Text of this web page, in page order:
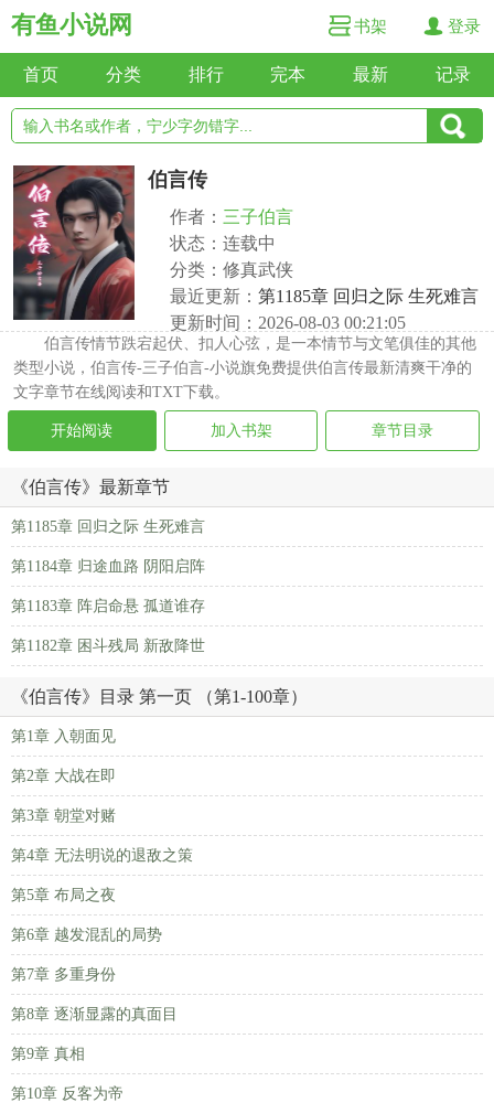
有鱼小说网 书架 登录
首页 分类 排行 完本 最新 记录
伯言传
作者： 三子伯言
状态：连载中
分类：修真武侠
最近更新： 第1185章 回归之际 生死难言
更新时间：2026-08-03 00:21:05
伯言传情节跌宕起伏、扣人心弦，是一本情节与文笔俱佳的其他
类型小说，伯言传-三子伯言-小说旗免费提供伯言传最新清爽干净的
文字章节在线阅读和TXT下载。
开始阅读 加入书架 章节目录
《伯言传》最新章节
第1185章 回归之际 生死难言
第1184章 归途血路 阴阳启阵
第1183章 阵启命悬 孤道谁存
第1182章 困斗残局 新敌降世
《伯言传》目录 第一页 （第1-100章）
第1章 入朝面见
第2章 大战在即
第3章 朝堂对赌
第4章 无法明说的退敌之策
第5章 布局之夜
第6章 越发混乱的局势
第7章 多重身份
第8章 逐渐显露的真面目
第9章 真相
第10章 反客为帝